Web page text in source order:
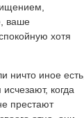
ваше
хотя
ничто иное есть,
когда
престают